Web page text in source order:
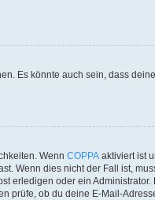
Es könnte auch sein, dass
Wenn COPPA aktiviert ist
Wenn dies nicht der Fall ist,
erledigen oder ein Administrator.
prüfe, ob du deine E-Mail-